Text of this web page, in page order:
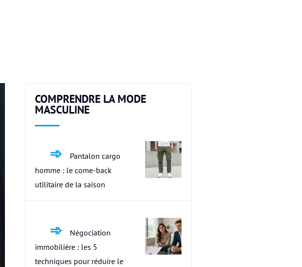
COMPRENDRE LA MODE
MASCULINE
Pantalon cargo
homme : le come-back
utilitaire de la saison
Négociation
immobilière : les 5
techniques pour réduire le